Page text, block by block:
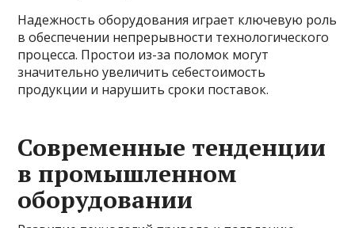
Надежность оборудования играет ключевую роль
в обеспечении непрерывности технологического
процесса. Простои из-за поломок могут
значительно увеличить себестоимость
продукции и нарушить сроки поставок.
Современные тенденции
в промышленном
оборудовании